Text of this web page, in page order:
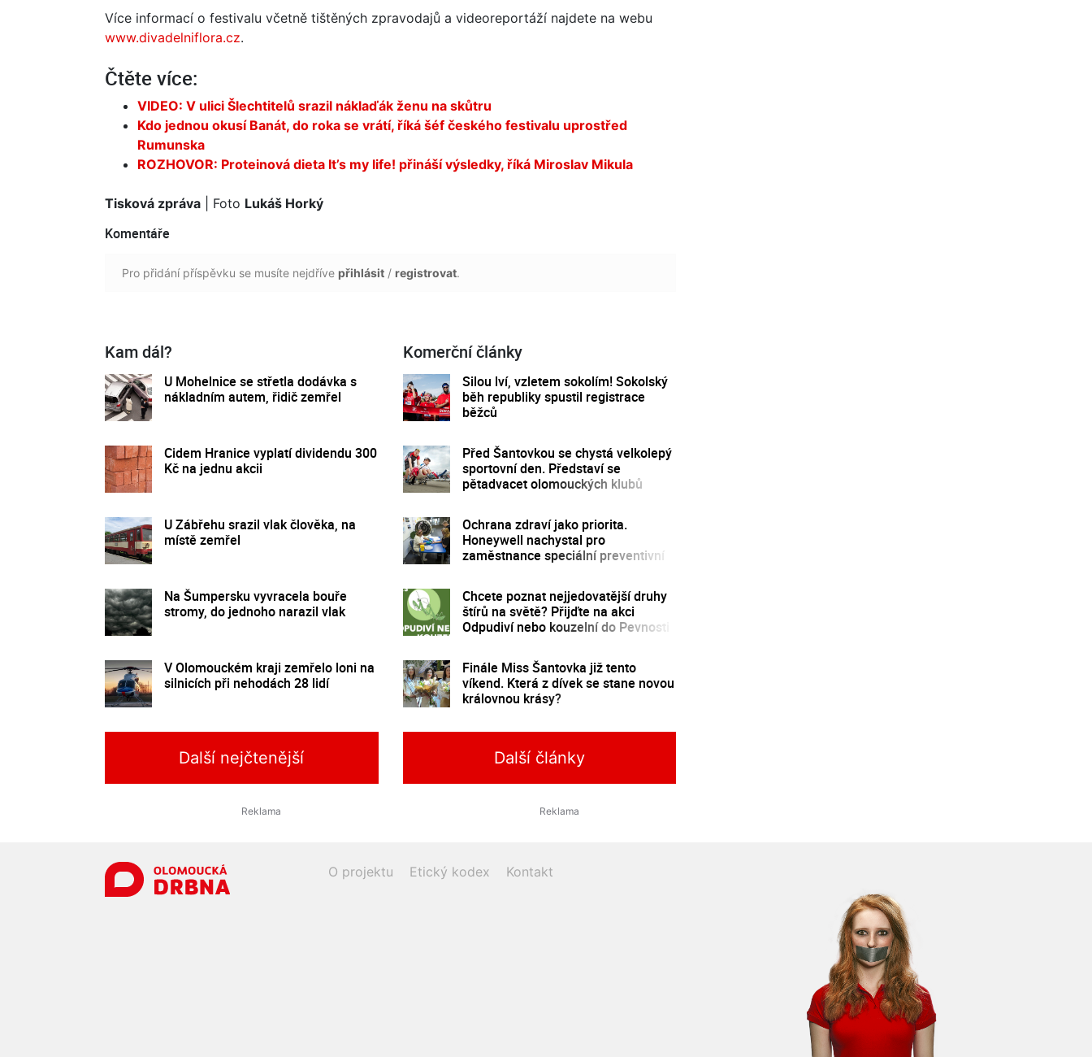
Více informací o festivalu včetně tištěných zpravodajů a videoreportáží najdete na webu
www.divadelniflora.cz.
Čtěte více:
VIDEO: V ulici Šlechtitelů srazil náklaďák ženu na skůtru
Kdo jednou okusí Banát, do roka se vrátí, říká šéf českého festivalu uprostřed
Rumunska
ROZHOVOR: Proteinová dieta It’s my life! přináší výsledky, říká Miroslav Mikula
Tisková zpráva | Foto Lukáš Horký
Komentáře
Pro přidání příspěvku se musíte nejdříve přihlásit / registrovat.
Kam dál?
U Mohelnice se střetla dodávka s
nákladním autem, řidič zemřel
Cidem Hranice vyplatí dividendu 300
Kč na jednu akcii
U Zábřehu srazil vlak člověka, na
místě zemřel
Na Šumpersku vyvracela bouře
stromy, do jednoho narazil vlak
V Olomouckém kraji zemřelo loni na
silnicích při nehodách 28 lidí
Komerční články
Silou lví, vzletem sokolím! Sokolský
běh republiky spustil registrace
běžců
Před Šantovkou se chystá velkolepý
sportovní den. Představí se
pětadvacet olomouckých klubů
Ochrana zdraví jako priorita.
Honeywell nachystal pro
zaměstnance speciální preventivní
Chcete poznat nejjedovatější druhy
štírů na světě? Přijďte na akci
Odpudiví nebo kouzelní do Pevnosti
Finále Miss Šantovka již tento
víkend. Která z dívek se stane novou
královnou krásy?
Další nejčtenější Další články
O projektu Etický kodex Kontakt